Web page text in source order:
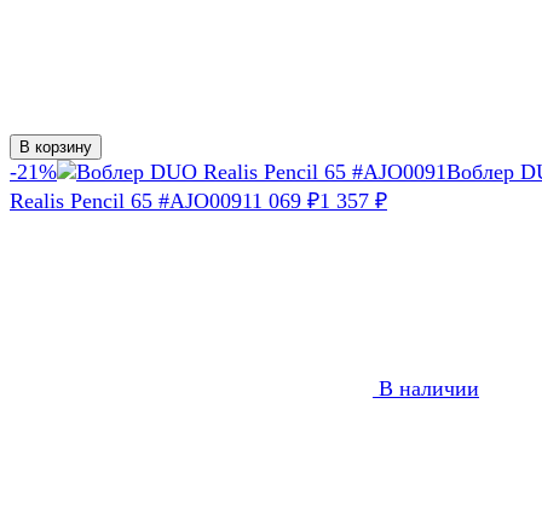
В корзину
-21%
Воблер
Realis Pencil 65 #AJO00911 069 ₽1 357 ₽
В наличии